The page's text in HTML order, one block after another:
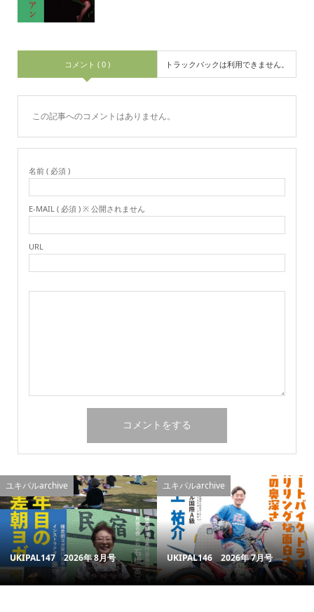
コメント ( 0 ) トラックバックは利用できません。
この記事へのコメントはありません。
名前 ( 必須 )
E-MAIL ( 必須 ) ※ 公開されません
URL
ユキパルarchive
UKIPAL147 2026年 8月号
ユキパルarchive
UKIPAL146 2026年 7月号